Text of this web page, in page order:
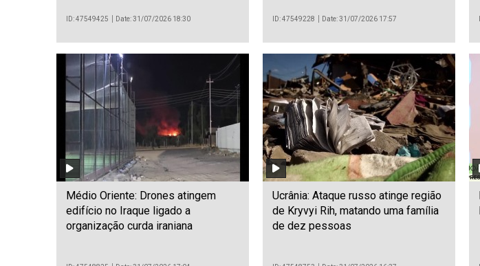
ID: 47549425 Date: 31/07/2026 18:30 ID: 47549228 Date: 31/07/2026 17:57
Médio Oriente: Drones atingem
edifício no Iraque ligado a
organização curda iraniana
Ucrânia: Ataque russo atinge região
de Kryvyi Rih, matando uma família
de dez pessoas